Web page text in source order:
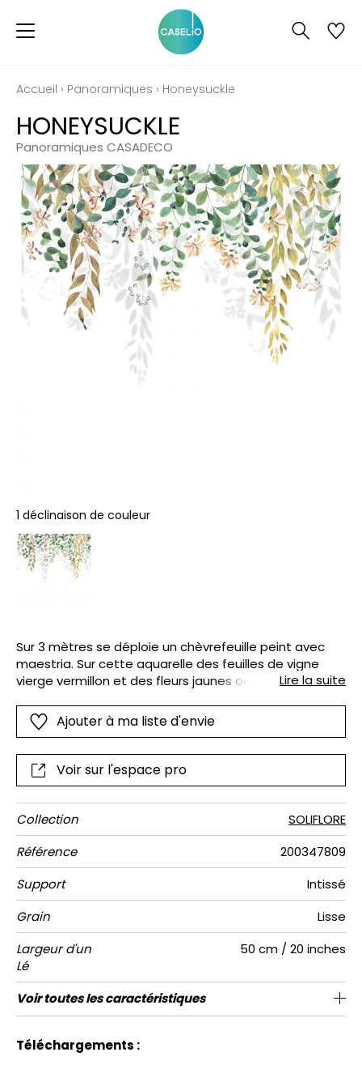
Accueil › Panoramiques › Honeysuckle
HONEYSUCKLE
Panoramiques CASADECO
1 déclinaison de couleur
Sur 3 mètres se déploie un chèvrefeuille peint avec
maestria. Sur cette aquarelle des feuilles de vigne
vierge vermillon et des fleurs jaunes odorantes
belle des manières. Astucieux des jeux d ombre
offrent au tout une profondeur inégalée.
Lire la suite
Ajouter à ma liste d'envie
Voir sur l'espace pro
Collection
SOLIFLORE
Référence
200347809
Support
Intissé
Grain
Lisse
Largeur d'un
Lé
50 cm / 20 inches
Hauteur 310 cm / 122 inches
Largeur
Totale
300 cm / 118 inches
Raccord Raccord droit
Nombre de
lés
6
Poids g/m² 147
Entretien Lavable
Pose colle Encollage du mur
Dépose Arrachage à sec
Norme COV A+
ASTME84 Class A
Norme
euroclass
B s1 d0
Voir toutes les caractéristiques
Téléchargements :